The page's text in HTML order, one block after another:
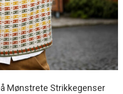
Mønstrete Strikkegenser